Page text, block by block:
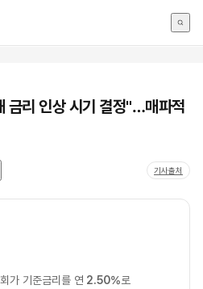
금리 인상 시기 결정"…매파적
기사출처
가 기준금리를 연 2.50%로